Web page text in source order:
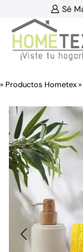
» Productos Hometex»